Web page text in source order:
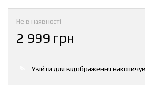
Не в наявності
2 999 грн
Увійти для відображення